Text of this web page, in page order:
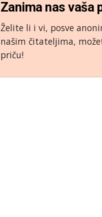
Zanima nas vaša
Želite li i vi, posve
našim čitateljima,
priču!